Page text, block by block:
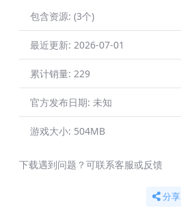
包含资源: (3个)
最近更新: 2026-07-01
累计销量: 229
官方发布日期: 未知
游戏大小: 504MB
下载遇到问题？可联系客服或反馈
分享